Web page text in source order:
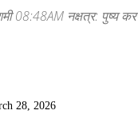
08:48AM नक्षत्र: पुष्य
28, 2026